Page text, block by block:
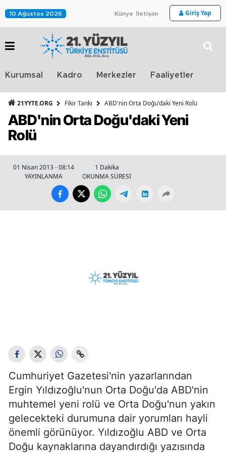
10 Ağustos 2026 Künye İletişim Giriş Yap
Kurumsal Kadro Merkezler Faaliyetler
21YYTE.ORG Fikir Tankı ABD'nin Orta Doğu'daki Yeni Rolü
ABD'nin Orta Doğu'daki Yeni
Rolü
01 Nisan 2013 - 08:14
YAYINLANMA
1 Dakika
OKUNMA SÜRESİ
Cumhuriyet Gazetesi'nin yazarlarından
Ergin Yıldızoğlu'nun Orta Doğu'da ABD'nin
muhtemel yeni rolü ve Orta Doğu'nun yakın
gelecekteki durumuna dair yorumları hayli
önemli görünüyor. Yıldızoğlu ABD ve Orta
Doğu kaynaklarına dayandırdığı yazısında